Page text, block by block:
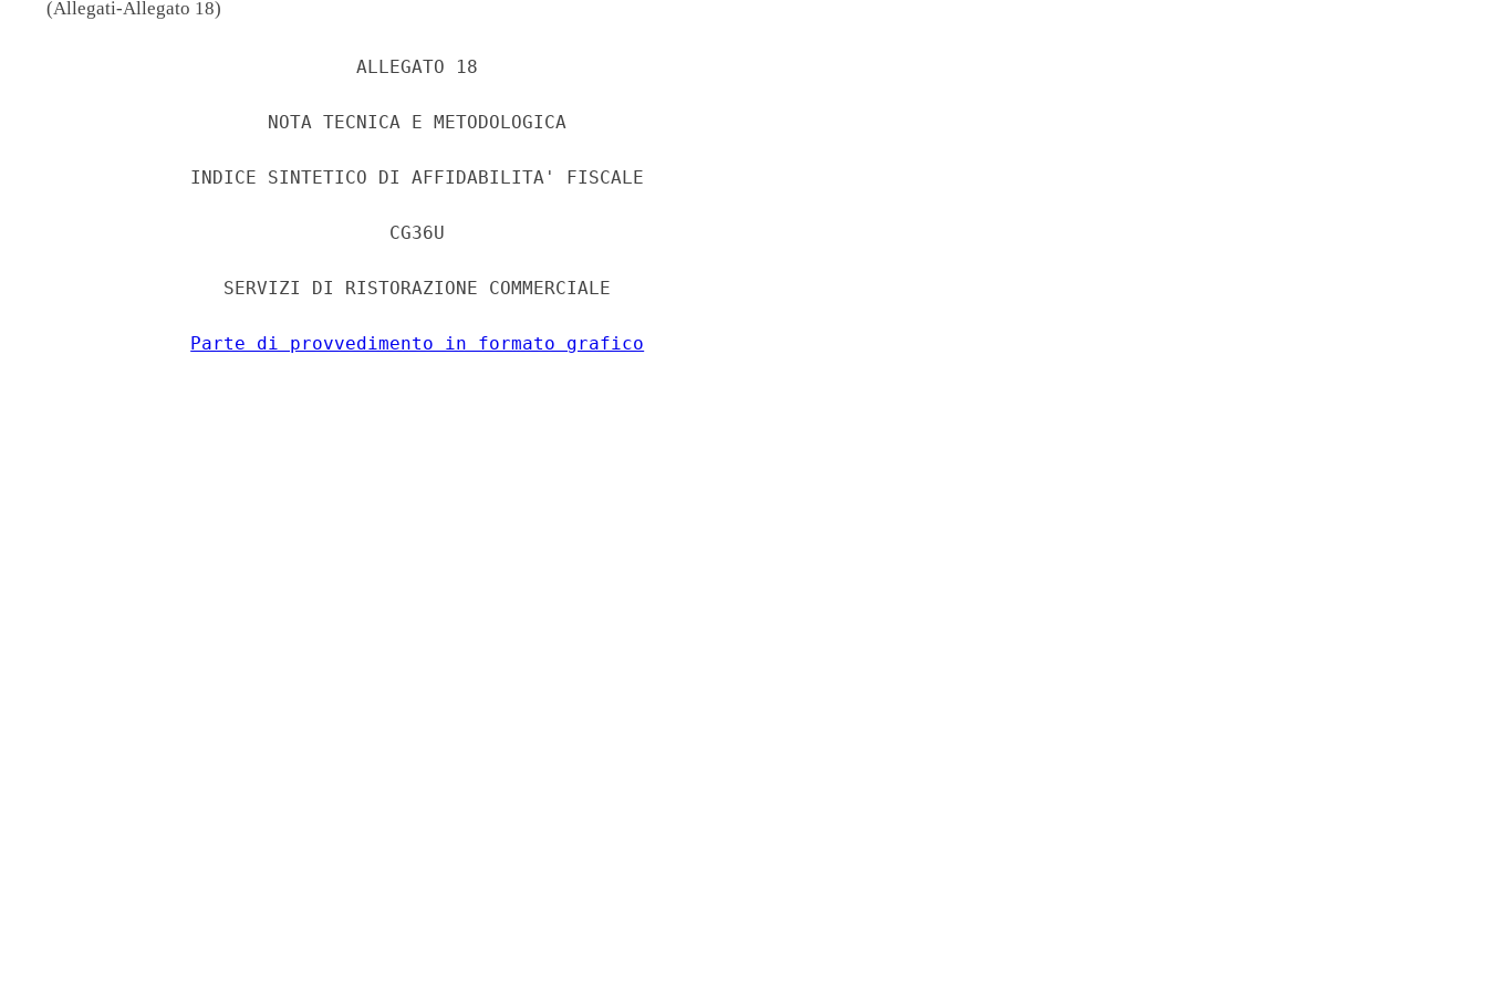
(Allegati-Allegato 18)
                             ALLEGATO 18
                     NOTA TECNICA E METODOLOGICA
              INDICE SINTETICO DI AFFIDABILITA' FISCALE
                                CG36U
                 SERVIZI DI RISTORAZIONE COMMERCIALE
Parte di provvedimento in formato grafico